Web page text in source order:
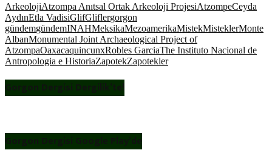
ArkeolojiAtzompa Anıtsal Ortak Arkeoloji ProjesiAtzompeCeyda
AydınEtla VadisiGlifGliflergorgon
gündemgündemINAHMeksikaMezoamerikaMistekMisteklerMonte
AlbanMonumental Joint Archaeological Project of
AtzompaOaxacaquincunxRobles GarciaThe Instituto Nacional de
Antropologia e HistoriaZapotekZapotekler
Gorgon Dergisi Dergilik’te!
Gorgon Dergisi Google Play’de